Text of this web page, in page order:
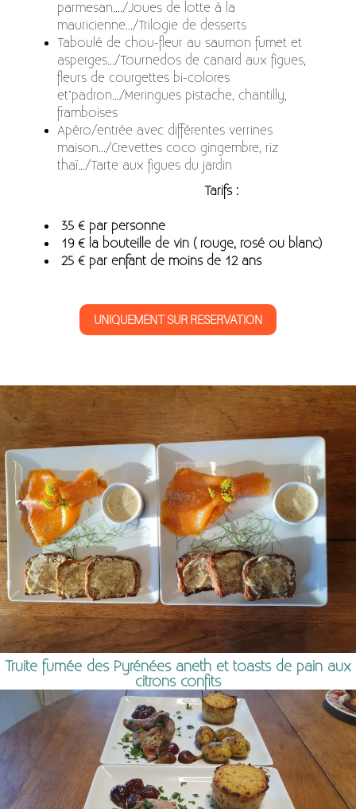
parmesan..../Joues de lotte à la
mauricienne.../Trilogie de desserts
Taboulé de chou-fleur au saumon fumet et
asperges.../Tournedos de canard aux figues,
fleurs de courgettes bi-colores
et"padron.../Meringues pistache, chantilly,
framboises
Apéro/entrée avec différentes verrines
maison.../Crevettes coco gingembre, riz
thaï.../Tarte aux figues du jardin
Tarifs :
35 € par personne
19 € la bouteille de vin ( rouge, rosé ou blanc)
25 € par enfant de moins de 12 ans
UNIQUEMENT SUR RESERVATION
Truite fumée des Pyrénées aneth et toasts de pain aux
citrons confits